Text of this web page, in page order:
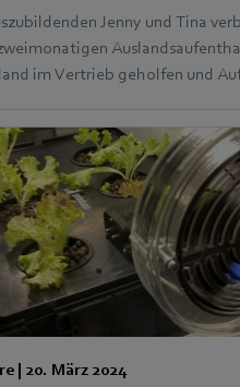
Jenny und Tina
im Vertrieb geholfen und
der Geschäftsführung bei
Aufgaben unterstützt.
| 20. März 2024